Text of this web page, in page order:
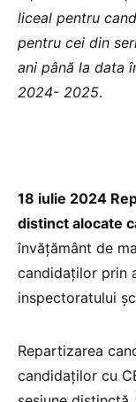
liceal pentru
pentru cei din
ani până la data
2024- 2025.
18 iulie 2024
distinct alocate
învățământ de
candidaților prin
inspectoratului
Repartizarea
candidaților cu